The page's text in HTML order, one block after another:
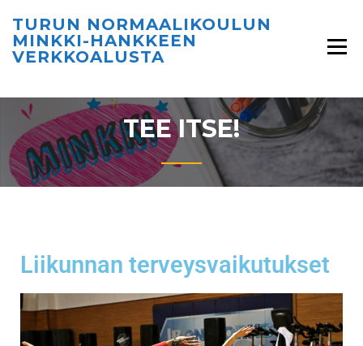
TURUN NORMAALIKOULUN
MINKKI-HANKKEEN
VERKKOALUSTA
TEE ITSE!
Liikunnan terveysvaikutukset